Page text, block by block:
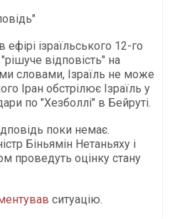
ізраїльського 12-го
відповість" на
словами, Ізраїль не може
Іран обстрілює Ізраїль у
по "Хезболлі" в Бейруті.
поки немає.
Біньямін Нетаньяху і
проведуть оцінку стану
ситуацію.